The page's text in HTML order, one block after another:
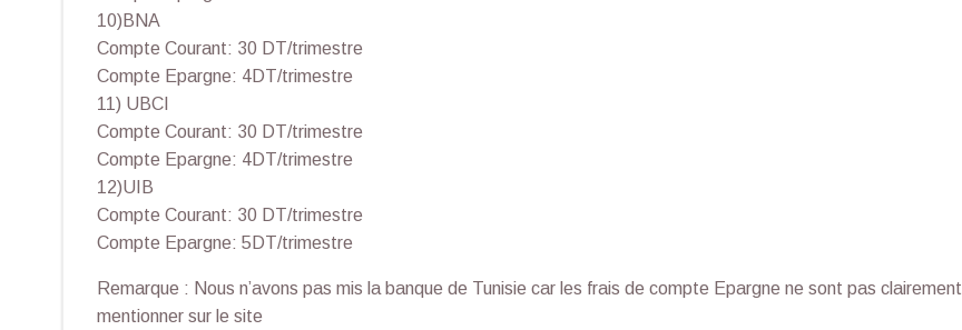
10)BNA
Compte Courant: 30 DT/trimestre
Compte Epargne: 4DT/trimestre
11) UBCI
Compte Courant: 30 DT/trimestre
Compte Epargne: 4DT/trimestre
12)UIB
Compte Courant: 30 DT/trimestre
Compte Epargne: 5DT/trimestre
Remarque : Nous n’avons pas mis la banque de Tunisie car les frais de compte Epargne ne sont pas clairement
mentionner sur le site